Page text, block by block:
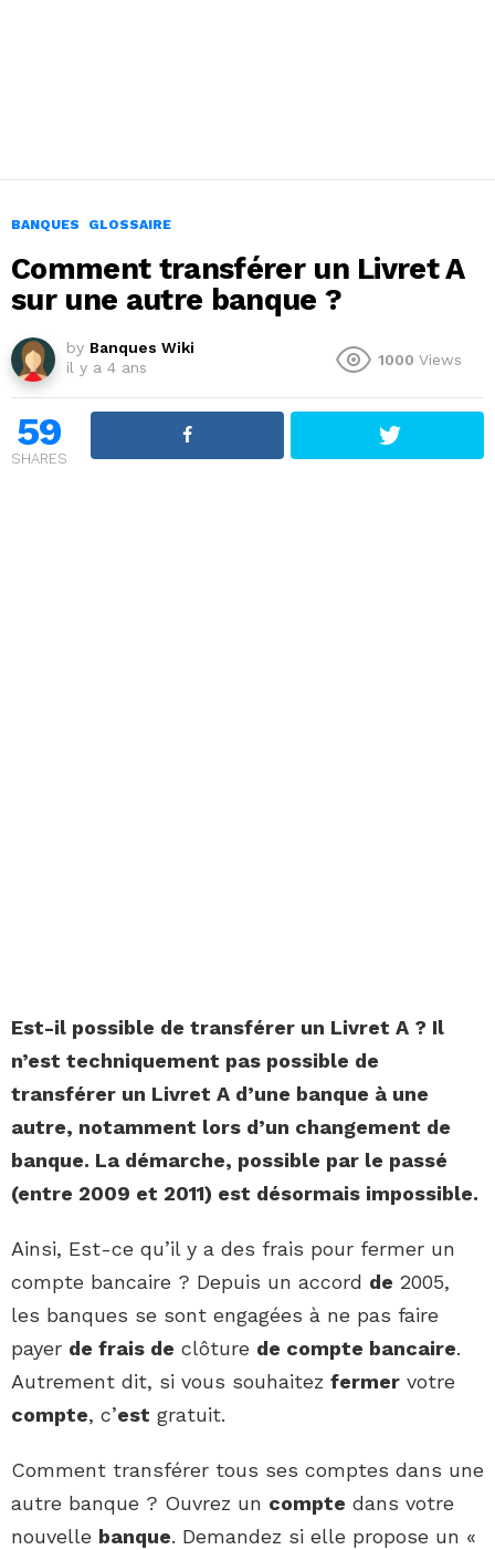
BANQUES GLOSSAIRE
Comment transférer un Livret A
sur une autre banque ?
by Banques Wiki
il y a 4 ans
1000 Views
59
SHARES
Est-il possible de transférer un Livret A ? Il
n’est techniquement pas possible de
transférer un Livret A d’une banque à une
autre, notamment lors d’un changement de
banque. La démarche, possible par le passé
(entre 2009 et 2011) est désormais impossible.
Ainsi, Est-ce qu’il y a des frais pour fermer un
compte bancaire ? Depuis un accord de 2005,
les banques se sont engagées à ne pas faire
payer de frais de clôture de compte bancaire.
Autrement dit, si vous souhaitez fermer votre
compte, c’est gratuit.
Comment transférer tous ses comptes dans une
autre banque ? Ouvrez un compte dans votre
nouvelle banque. Demandez si elle propose un «